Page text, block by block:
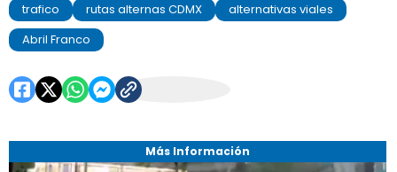
Más Información
trafico
rutas alternas CDMX
alternativas viales
Abril Franco